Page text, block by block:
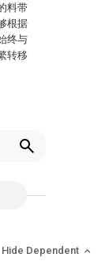
料带
根据
终与
转移
Hide Dependent